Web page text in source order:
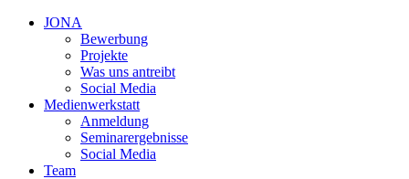
JONA
Bewerbung
Projekte
Was uns antreibt
Social Media
Medienwerkstatt
Anmeldung
Seminarergebnisse
Social Media
Team